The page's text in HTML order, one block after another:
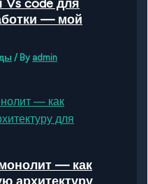
code для
— мой
/ By admin
— как